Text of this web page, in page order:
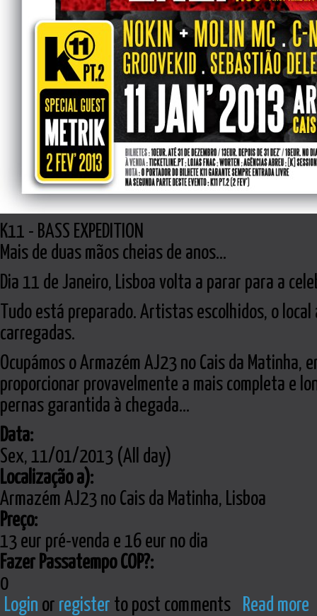
K11 - BASS EXPEDITION
Mais de duas mãos cheias de anos...
Dia 11 de Janeiro, Lisboa volta a parar para a
Tudo está preparado. Artistas escolhidos, o local
carregadas.
Ocupámos o Armazém AJ23 no Cais da Matinha,
proporcionar provavelmente a mais completa e
pernas garantida à chegada...
Data:
Sex, 11/01/2013 (All day)
Localização a):
Armazém AJ23 no Cais da Matinha, Lisboa
Preço:
13 eur pré-venda e 16 eur no dia
Fazer Passatempo COP?:
0
Login or register to post comments Read more